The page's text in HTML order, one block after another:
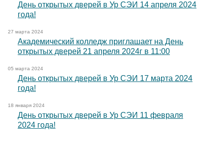
День открытых дверей в Ур СЭИ 14 апреля 2024
года!
27 марта 2024
Академический колледж приглашает на День
открытых дверей 21 апреля 2024г в 11:00
05 марта 2024
День открытых дверей в Ур СЭИ 17 марта 2024
года!
18 января 2024
День открытых дверей в Ур СЭИ 11 февраля
2024 года!